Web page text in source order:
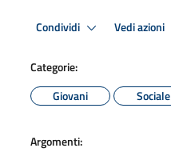
Condividi Vedi azioni
Categorie:
Giovani
Sociale
Argomenti: